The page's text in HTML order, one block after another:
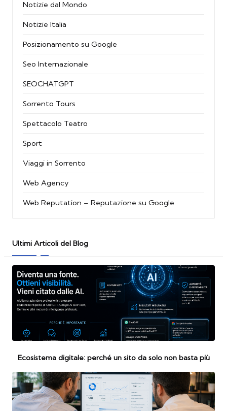
Notizie dal Mondo
Notizie Italia
Posizionamento su Google
Seo Internazionale
SEOCHATGPT
Sorrento Tours
Spettacolo Teatro
Sport
Viaggi in Sorrento
Web Agency
Web Reputation – Reputazione su Google
Ultimi Articoli del Blog
Ecosistema digitale: perché un sito da solo non basta più